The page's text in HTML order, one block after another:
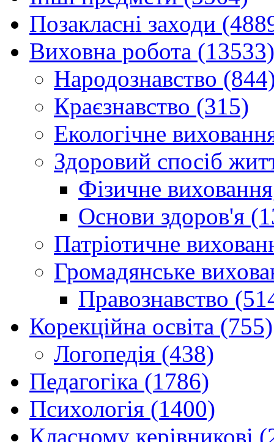
Позакласні заходи
Виховна робота (13533)
Народознавство
Краєзнавство (315)
Екологічне
Здоровий спосіб
Фізичне
Основи здоров'я
Патріотичне
Громадянське
Правознавство
Корекційна освіта (755)
Логопедія (438)
Педагогіка (1786)
Психологія (1400)
Класному керівникові